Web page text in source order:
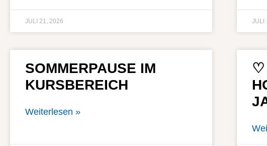
JULI 21, 2026 JULI
SOMMERPAUSE IM
KURSBEREICH
Weiterlesen »
♡